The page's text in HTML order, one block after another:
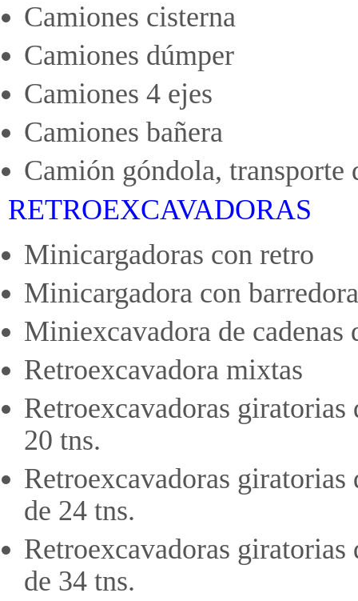
Camiones cisterna
Camiones dúmper
Camiones 4 ejes
Camiones bañera
Camión góndola, transporte
RETROEXCAVADORAS
Minicargadoras con retro
Minicargadora con barredora
Miniexcavadora de cadenas
Retroexcavadora mixtas
Retroexcavadoras giratorias
20 tns.
Retroexcavadoras giratorias
de 24 tns.
Retroexcavadoras giratorias
de 34 tns.